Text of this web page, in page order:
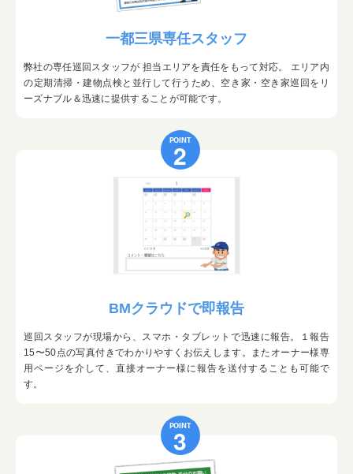
一都三県専任スタッフ
弊社の専任巡回スタッフが 担当エリアを責任をもって対応。 エリア内
の定期清掃・建物点検と並行して行うため、空き家・空き家巡回をリ
ーズナブル＆迅速に提供することが可能です。
POINT
2
BMクラウドで即報告
巡回スタッフが現場から、スマホ・タブレットで迅速に報告。１報告
15〜50点の写真付きでわかりやすくお伝えします。またオーナー様専
用ページを介して、直接オーナー様に報告を送付することも可能で
す。
POINT
3